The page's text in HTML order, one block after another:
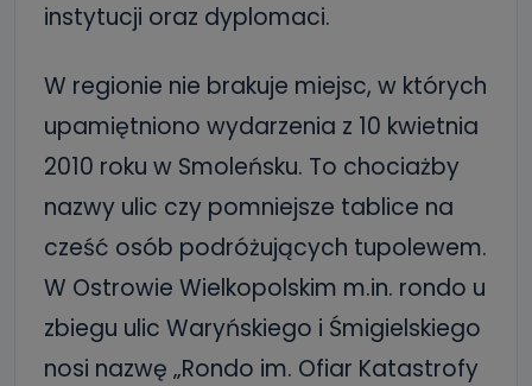
instytucji oraz dyplomaci.
W regionie nie brakuje miejsc, w których
upamiętniono wydarzenia z 10 kwietnia
2010 roku w Smoleńsku. To chociażby
nazwy ulic czy pomniejsze tablice na
cześć osób podróżujących tupolewem.
W Ostrowie Wielkopolskim m.in. rondo u
zbiegu ulic Waryńskiego i Śmigielskiego
nosi nazwę „Rondo im. Ofiar Katastrofy